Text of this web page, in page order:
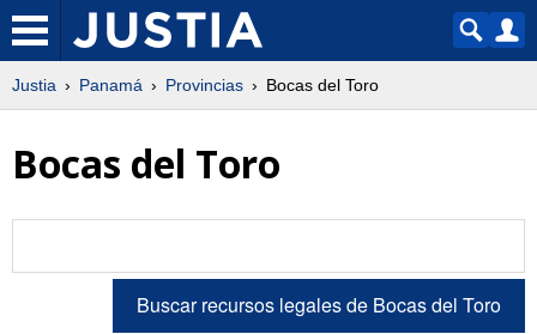
Justia Panamá Provincias Bocas del Toro
Bocas del Toro